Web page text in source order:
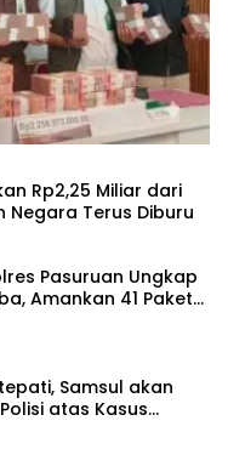
Rp2,25 Miliar dari
Negara Terus Diburu
Pasuruan Ungkap
Amankan 41 Paket
Samsul akan
atas Kasus